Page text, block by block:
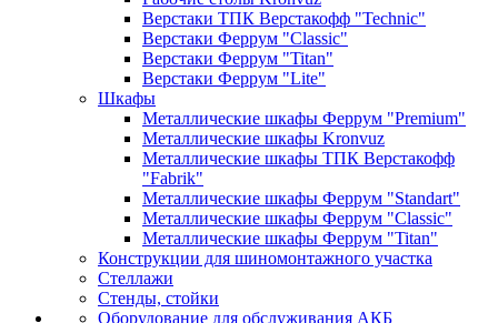
Верстаки ТПК Верстакофф "Technic"
Верстаки Феррум "Classic"
Верстаки Феррум "Titan"
Верстаки Феррум "Lite"
Шкафы
Металлические шкафы Феррум "Premium"
Металлические шкафы Kronvuz
Металлические шкафы ТПК Верстакофф
"Fabrik"
Металлические шкафы Феррум "Standart"
Металлические шкафы Феррум "Classic"
Металлические шкафы Феррум "Titan"
Конструкции для шиномонтажного участка
Стеллажи
Стенды, стойки
Оборудование для обслуживания АКБ